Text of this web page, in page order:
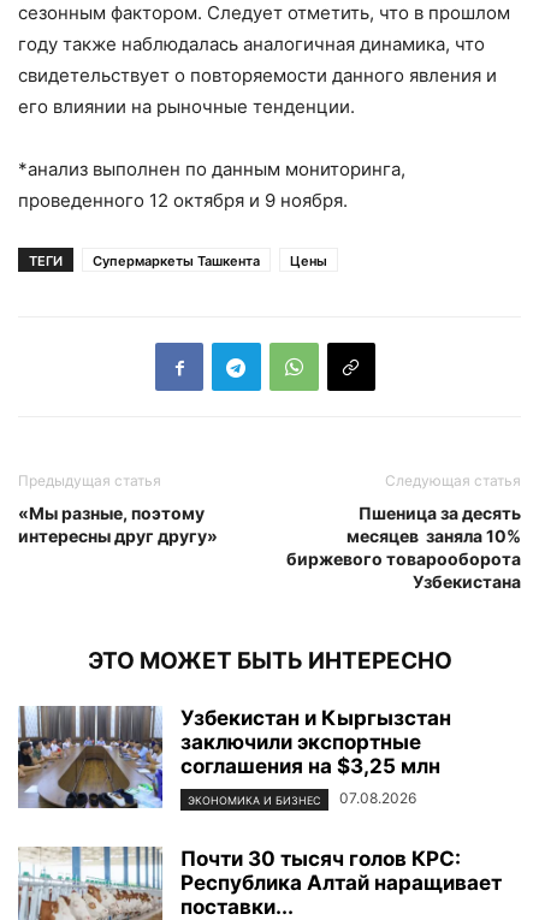
сезонным фактором. Следует отметить, что в прошлом
году также наблюдалась аналогичная динамика, что
свидетельствует о повторяемости данного явления и
его влиянии на рыночные тенденции.
*анализ выполнен по данным мониторинга,
проведенного 12 октября и 9 ноября.
ТЕГИ Супермаркеты Ташкента Цены
Предыдущая статья
«Мы разные, поэтому
интересны друг другу»
Следующая статья
Пшеница за десять
месяцев заняла 10%
биржевого товарооборота
Узбекистана
ЭТО МОЖЕТ БЫТЬ ИНТЕРЕСНО
Узбекистан и Кыргызстан
заключили экспортные
соглашения на $3,25 млн
ЭКОНОМИКА И БИЗНЕС 07.08.2026
Почти 30 тысяч голов КРС:
Республика Алтай наращивает
поставки...